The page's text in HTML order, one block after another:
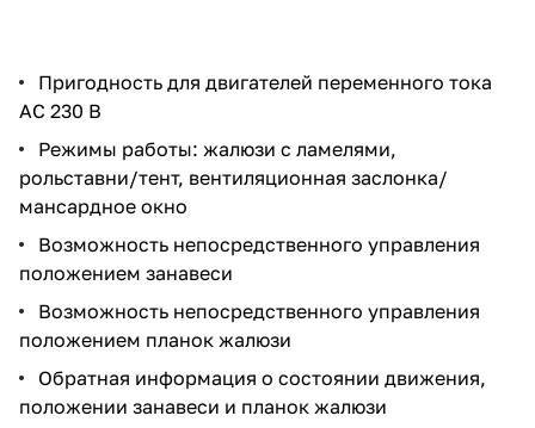
Пригодность для двигателей переменного тока
AC 230 В
Режимы работы: жалюзи с ламелями,
рольставни/тент, вентиляционная заслонка/
мансардное окно
Возможность непосредственного управления
положением занавеси
Возможность непосредственного управления
положением планок жалюзи
Обратная информация о состоянии движения,
положении занавеси и планок жалюзи